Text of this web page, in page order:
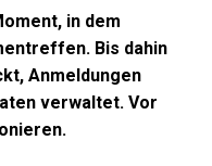
in dem
Bis dahin
Anmeldungen
verwaltet. Vor